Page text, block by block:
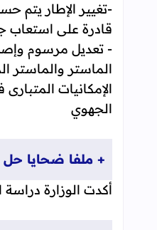
-تغيير الإطار يتم
قادرة على استعاب
- تعديل مرسوم
الماستر والماستر
الإمكانيات
الجهوي
+ ملفا ضحايا حل
أكدت الوزارة دراسة